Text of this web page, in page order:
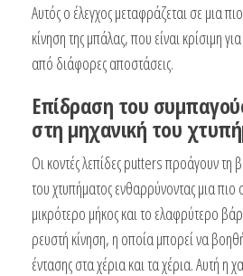
Αυτός ο έλεγχος μεταφράζεται σε μια
κίνηση της μπάλας, που είναι κρίσιμη
από διάφορες αποστάσεις.
Επίδραση του
στη μηχανική του
Οι κοντές λεπίδες putters προάγουν τη
του χτυπήματος ενθαρρύνοντας μια
μικρότερο μήκος και το ελαφρύτερο
ρευστή κίνηση, η οποία μπορεί να
έντασης στα χέρια και τα χέρια. Αυτή η